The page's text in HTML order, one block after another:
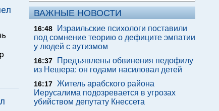
ВАЖНЫЕ НОВОСТИ
16:48
Израильские психологи поставили
под сомнение теорию о дефиците эмпатии
у людей с аутизмом
16:37
Предъявлены обвинения педофилу
из Нешера: он годами насиловал детей
16:17 Житель арабского района
Иерусалима подозревается в угрозах
убийством депутату Кнессета